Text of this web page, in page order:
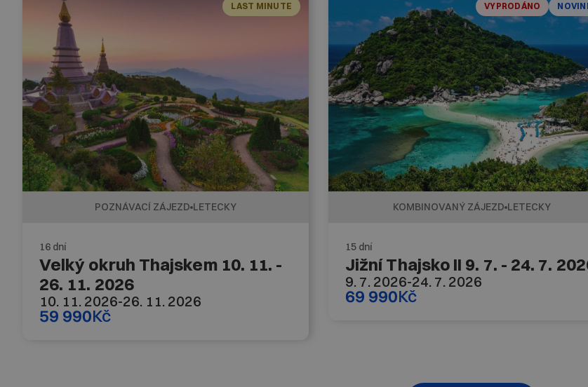
LAST MINUTE
POZNÁVACÍ ZÁJEZD LETECKY
16 dní
Velký okruh Thajskem 10. 11. -
26. 11. 2026
10. 11. 2026-26. 11. 2026
59 990Kč
VYPRODÁNO
KOMBINOVANÝ ZÁJEZD LETECKY
15 dní
Jižní Thajsko II 9. 7. - 24. 7.
9. 7. 2026-24. 7. 2026
69 990Kč